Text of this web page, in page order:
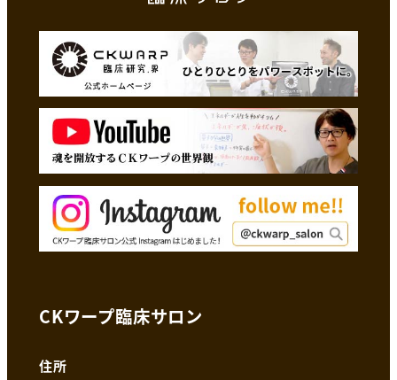
CKワープ臨床サロン
住所